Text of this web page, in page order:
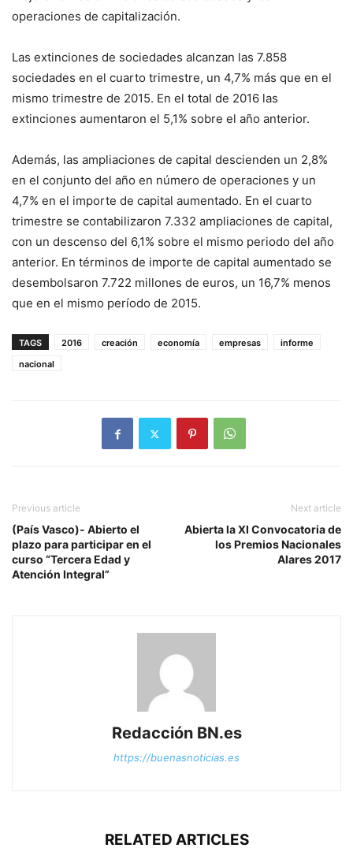
operaciones de capitalización.
Las extinciones de sociedades alcanzan las 7.858
sociedades en el cuarto trimestre, un 4,7% más que en el
mismo trimestre de 2015. En el total de 2016 las
extinciones aumentaron el 5,1% sobre el año anterior.
Además, las ampliaciones de capital descienden un 2,8%
en el conjunto del año en número de operaciones y un
4,7% en el importe de capital aumentado. En el cuarto
trimestre se contabilizaron 7.332 ampliaciones de capital,
con un descenso del 6,1% sobre el mismo periodo del año
anterior. En términos de importe de capital aumentado se
desembolsaron 7.722 millones de euros, un 16,7% menos
que en el mismo período de 2015.
TAGS 2016 creación economía empresas
informe
nacional
Previous article
(País Vasco)- Abierto el
plazo para participar en el
curso “Tercera Edad y
Atención Integral”
Next article
Abierta la XI Convocatoria de
los Premios Nacionales
Alares 2017
Redacción BN.es
https://buenasnoticias.es
RELATED ARTICLES